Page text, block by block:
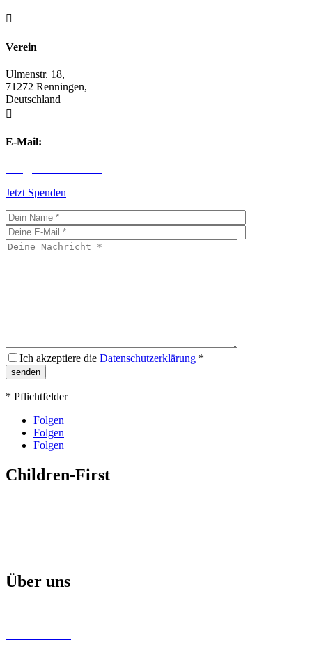

Verein
Ulmenstr. 18,
71272 Renningen,
Deutschland

E-Mail:
Jetzt Spenden
Ich akzeptiere die Datenschutzerklärung *
* Pflichtfelder
Folgen
Folgen
Folgen
Children-First
Über uns